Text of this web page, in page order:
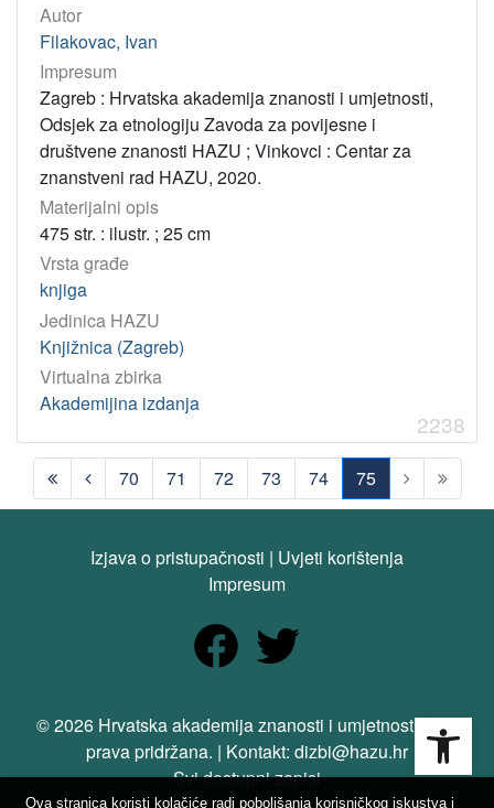
Autor
Filakovac, Ivan
Impresum
Zagreb : Hrvatska akademija znanosti i umjetnosti,
Odsjek za etnologiju Zavoda za povijesne i
društvene znanosti HAZU ; Vinkovci : Centar za
znanstveni rad HAZU, 2020.
Materijalni opis
475 str. : ilustr. ; 25 cm
Vrsta građe
knjiga
Jedinica HAZU
Knjižnica (Zagreb)
Virtualna zbirka
Akademijina izdanja
2238
70 71 72 73 74
75
(current)
Izjava o pristupačnosti | Uvjeti korištenja
Impresum
© 2026 Hrvatska akademija znanosti i umjetnosti. Sva
prava pridržana. | Kontakt: dizbi@hazu.hr
Svi dostupni zapisi
Ova stranica koristi kolačiće radi poboljšanja korisničkog iskustva i